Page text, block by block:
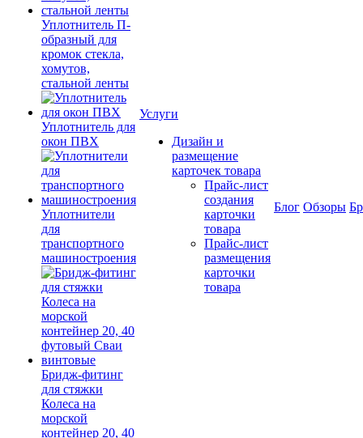
Уплотнитель П-
образный для
кромок стекла,
хомутов,
стальной ленты
Уплотнитель для
окон ПВХ
Уплотнители
для
транспортного
машиностроения
Бридж-фитинг
для стяжки
Колеса на
морской
контейнер 20, 40
Услуги
Дизайн и
размещение
карточек товара
Прайс-лист
создания
карточки
товара
Прайс-лист
размещения
карточки
товара
Блог Обзоры